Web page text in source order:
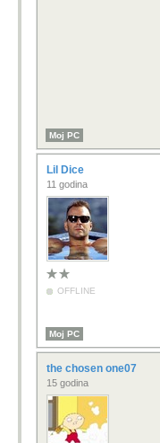
Moj PC
Lil Dice
11 godina
OFFLINE
Moj PC
the chosen one07
15 godina